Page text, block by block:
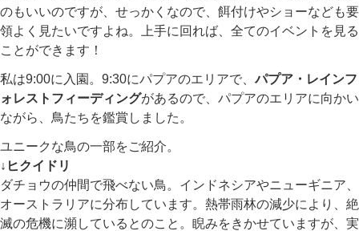
のもいいのですが、せっかくなので、餌付けやショーなども要
領よく見たいですよね。上手に回れば、全てのイベントを見る
ことができます！
私は9:00に入園。9:30にパプアのエリアで、パプア・レインフ
ォレストフィーディングがあるので、パプアのエリアに向かい
ながら、鳥たちを鑑賞しました。
ユニークな鳥の一部をご紹介。
↓ヒクイドリ
ダチョウの仲間で飛べない鳥。インドネシアやニューギニア、
オーストラリアに分布しています。熱帯雨林の減少により、絶
滅の危機に瀕しているとのこと。睨みをきかせていますが、実